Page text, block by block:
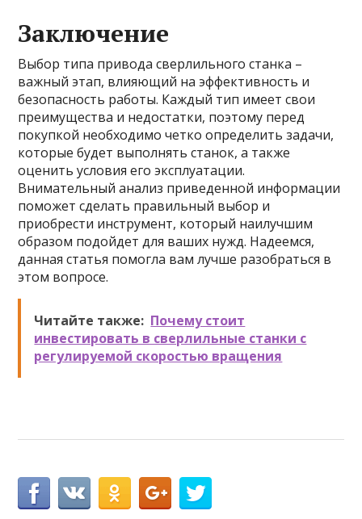
Заключение
Выбор типа привода сверлильного станка –
важный этап, влияющий на эффективность и
безопасность работы. Каждый тип имеет свои
преимущества и недостатки, поэтому перед
покупкой необходимо четко определить задачи,
которые будет выполнять станок, а также
оценить условия его эксплуатации.
Внимательный анализ приведенной информации
поможет сделать правильный выбор и
приобрести инструмент, который наилучшим
образом подойдет для ваших нужд. Надеемся,
данная статья помогла вам лучше разобраться в
этом вопросе.
Читайте также: Почему стоит
инвестировать в сверлильные станки с
регулируемой скоростью вращения